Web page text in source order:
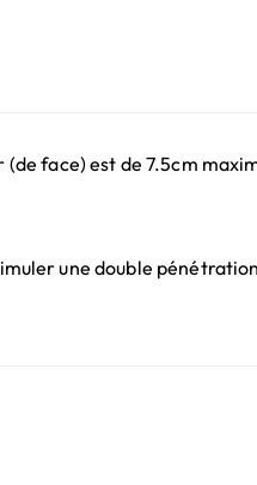
(de face) est de 7.5cm
une double